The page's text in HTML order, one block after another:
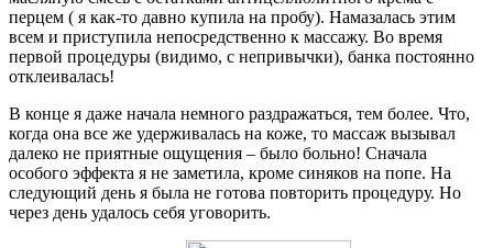
перцем ( я как-то давно купила на пробу). Намазалась этим
всем и приступила непосредственно к массажу. Во время
первой процедуры (видимо, с непривычки), банка постоянно
отклеивалась!
В конце я даже начала немного раздражаться, тем более. Что,
когда она все же удерживалась на коже, то массаж вызывал
далеко не приятные ощущения – было больно! Сначала
особого эффекта я не заметила, кроме синяков на попе. На
следующий день я была не готова повторить процедуру. Но
через день удалось себя уговорить.